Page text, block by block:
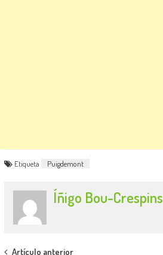
Etiqueta Puigdemont
Íñigo Bou-Crespins
Artículo anterior